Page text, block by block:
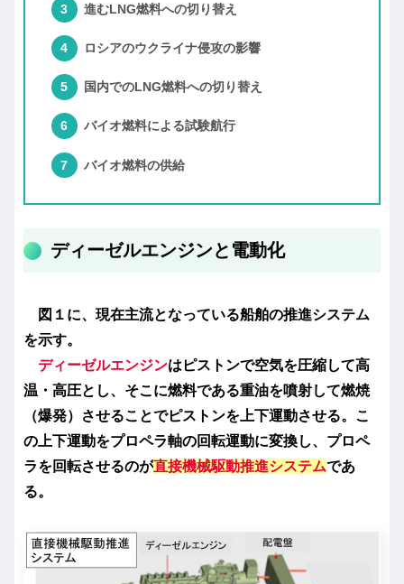
進むLNG燃料への切り替え
ロシアのウクライナ侵攻の影響
国内でのLNG燃料への切り替え
バイオ燃料による試験航行
バイオ燃料の供給
ディーゼルエンジンと電動化
図１に、現在主流となっている船舶の推進システム
を示す。
ディーゼルエンジンはピストンで空気を圧縮して高
温・高圧とし、そこに燃料である重油を噴射して燃焼
（爆発）させることでピストンを上下運動させる。こ
の上下運動をプロペラ軸の回転運動に変換し、プロペ
ラを回転させるのが直接機械駆動推進システムであ
る。